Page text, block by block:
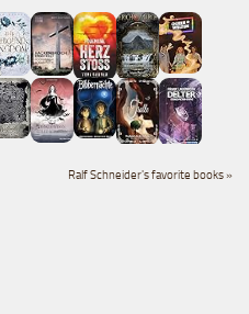
Ralf Schneider's favorite books »